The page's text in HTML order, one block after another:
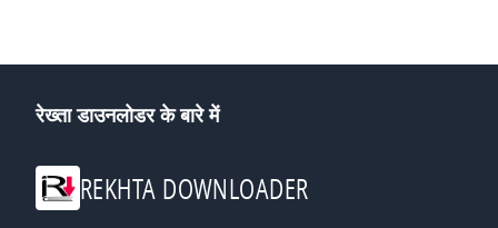
रेख्ता डाउनलोडर के बारे में
REKHTA DOWNLOADER